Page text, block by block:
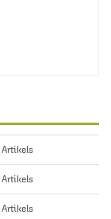
Artikels
Artikels
Artikels